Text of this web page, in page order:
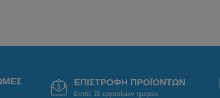
ΕΠΙΣΤΡΟΦΗ ΠΡΟΪΟΝΤΩΝ
Εντός 15 εργασίμων ημερών